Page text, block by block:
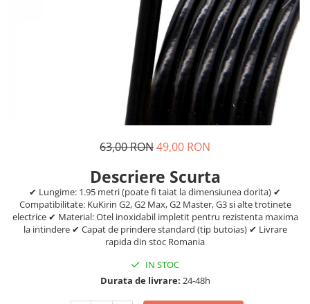
https://www.doctortrotineta.ro/lumini
https://www.doctortrotineta.ro/cadru
Cauciucuri
https://www.doctortrotineta.ro/camere-
de-aer
https://www.doctortrotineta.ro/cauciucuri-
https://www.doctortrotineta.ro/cauciucuri-
63,00 RON49,00 RON
Descriere Scurta
✔ Lungime: 1.95 metri (poate fi taiat la dimensiunea dorita) ✔
Compatibilitate: KuKirin G2, G2 Max, G2 Master, G3 si alte trotinete
electrice ✔ Material: Otel inoxidabil impletit pentru rezistenta maxima
la intindere ✔ Capat de prindere standard (tip butoias) ✔ Livrare
rapida din stoc Romania
IN STOC
Durata de livrare: 24-48h